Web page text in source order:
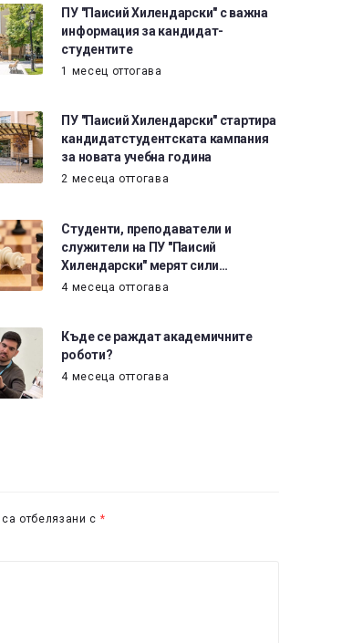
ПУ "Паисий Хилендарски" с важна
информация за кандидат-
студентите
1 месец оттогава
ПУ "Паисий Хилендарски" стартира
кандидатстудентската кампания
за новата учебна година
2 месеца оттогава
Студенти, преподаватели и
служители на ПУ "Паисий
Хилендарски" мерят сили…
4 месеца оттогава
Къде се раждат академичните
роботи?
4 месеца оттогава
отбелязани с *